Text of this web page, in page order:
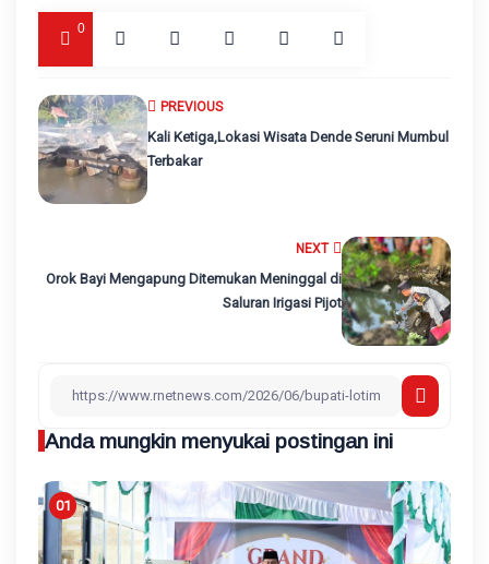
0
NEXT
Orok Bayi Mengapung Ditemukan Meninggal di
Saluran Irigasi Pijot
PREVIOUS
Kali Ketiga,Lokasi Wisata Dende Seruni Mumbul
Terbakar
Anda mungkin menyukai postingan ini